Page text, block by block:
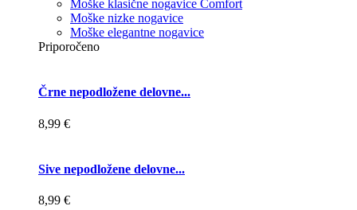
Moške klasične nogavice Comfort
Moške nizke nogavice
Moške elegantne nogavice
Priporočeno
Črne nepodložene delovne...
8,99 €
Sive nepodložene delovne...
8,99 €